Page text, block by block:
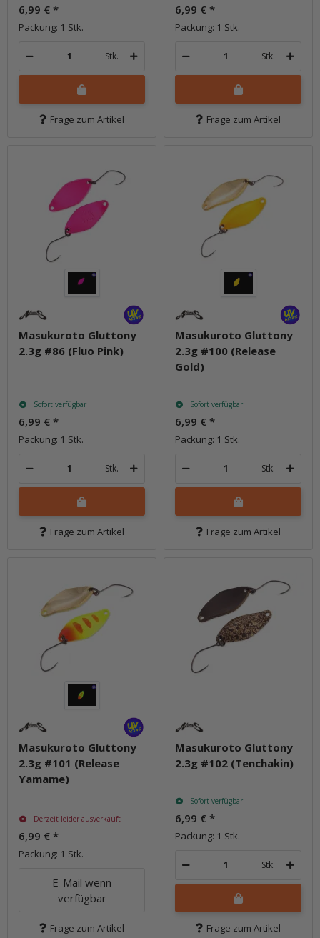
6,99 € *
Packung: 1 Stk.
Stk.
Frage zum Artikel
6,99 € *
Packung: 1 Stk.
Stk.
Frage zum Artikel
Masukuroto Gluttony
2.3g #86 (Fluo Pink)
Sofort verfügbar
6,99 € *
Packung: 1 Stk.
Stk.
Frage zum Artikel
Masukuroto Gluttony
2.3g #100 (Release
Gold)
Sofort verfügbar
6,99 € *
Packung: 1 Stk.
Stk.
Frage zum Artikel
Masukuroto Gluttony
2.3g #101 (Release
Yamame)
Derzeit leider ausverkauft
6,99 € *
Packung: 1 Stk.
E-Mail wenn
verfügbar
Frage zum Artikel
Masukuroto Gluttony
2.3g #102 (Tenchakin)
Sofort verfügbar
6,99 € *
Packung: 1 Stk.
Stk.
Frage zum Artikel